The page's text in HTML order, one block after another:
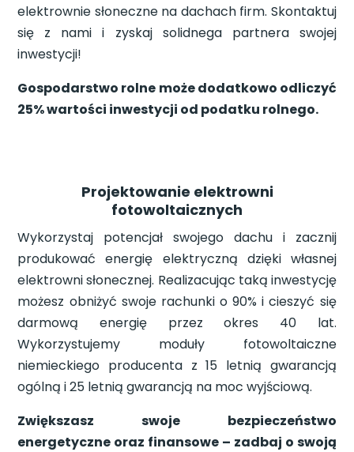
elektrownie słoneczne na dachach firm. Skontaktuj
się z nami i zyskaj solidnega partnera swojej
inwestycji!
Gospodarstwo rolne może dodatkowo odliczyć
25% wartości inwestycji od podatku rolnego.
Projektowanie elektrowni
fotowoltaicznych
Wykorzystaj potencjał swojego dachu i zacznij
produkować energię elektryczną dzięki własnej
elektrowni słonecznej. Realizacując taką inwestycję
możesz obniżyć swoje rachunki o 90% i cieszyć się
darmową energię przez okres 40 lat.
Wykorzystujemy moduły fotowoltaiczne
niemieckiego producenta z 15 letnią gwarancją
ogólną i 25 letnią gwarancją na moc wyjściową.
Zwiększasz swoje bezpieczeństwo
energetyczne oraz finansowe – zadbaj o swoją